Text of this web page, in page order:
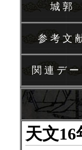
城 郭
参 考 文
関 連 デ ー
天文